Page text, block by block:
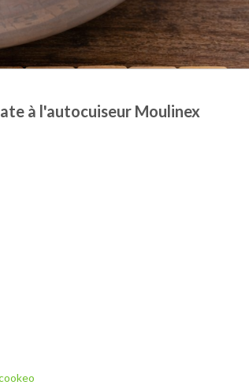
à l'autocuiseur Moulinex